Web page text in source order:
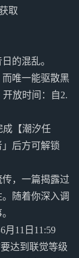
取
的混乱。
唯一能驱散黑
放时间：自2.
成【潮汐任
后方可解锁
，一篇揭露过
随着你深入调
月11日11:59
达到联觉等级